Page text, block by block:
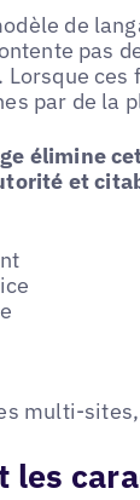
de
pas
par de la
élimine
et
multi-
les